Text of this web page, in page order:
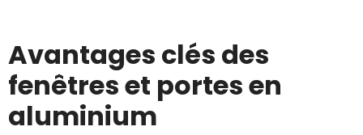
Avantages clés des
fenêtres et portes en
aluminium